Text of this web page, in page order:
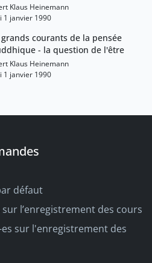
Klaus Heinemann
1 janvier 1990
grands courants de la pensée
- la question de l'être
Klaus Heinemann
1 janvier 1990
défaut
l’enregistrement des cours
sur l'enregistrement des